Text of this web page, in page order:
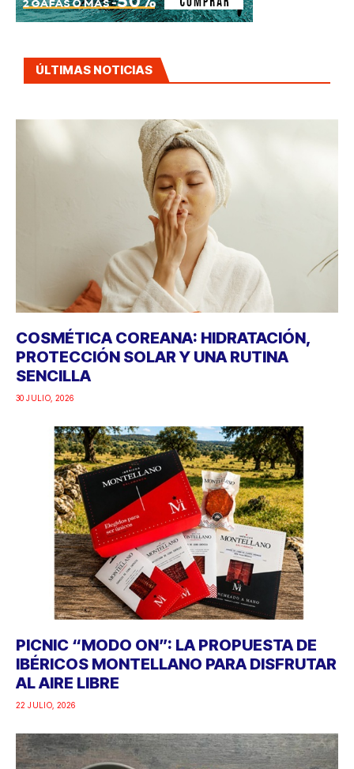
ÚLTIMAS NOTICIAS
COSMÉTICA COREANA: HIDRATACIÓN,
PROTECCIÓN SOLAR Y UNA RUTINA
SENCILLA
30 JULIO, 2026
PICNIC “MODO ON”: LA PROPUESTA DE
IBÉRICOS MONTELLANO PARA DISFRUTAR
AL AIRE LIBRE
22 JULIO, 2026